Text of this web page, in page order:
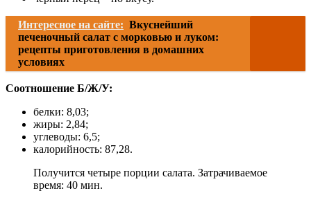
Интересное на сайте: Вкуснейший
печеночный салат с морковью и луком:
рецепты приготовления в домашних
условиях
Соотношение Б/Ж/У:
белки: 8,03;
жиры: 2,84;
углеводы: 6,5;
калорийность: 87,28.
Получится четыре порции салата. Затрачиваемое
время: 40 мин.